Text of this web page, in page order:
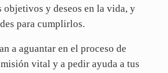
objetivos y deseos en la vida, y
para cumplirlos.
a aguantar en el proceso de
vital y a pedir ayuda a tus